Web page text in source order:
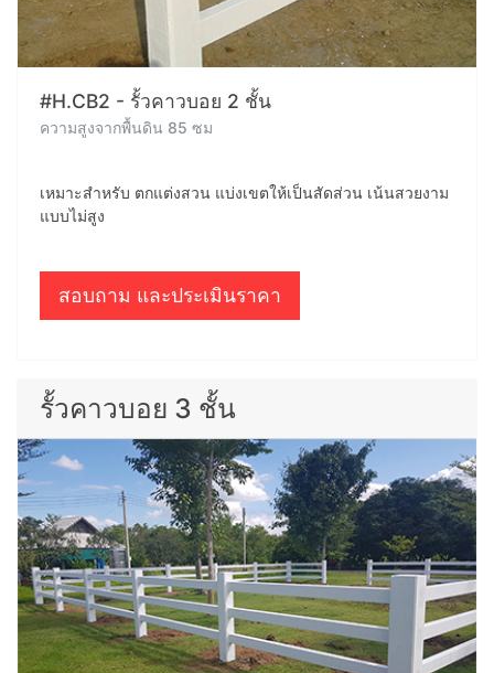
#H.CB2 - รั้วคาวบอย 2 ชั้น
ความสูงจากพื้นดิน 85 ซม
เหมาะสำหรับ ตกแต่งสวน แบ่งเขตให้เป็นสัดส่วน เน้นสวยงาม
แบบไม่สูง
สอบถาม และประเมินราคา
รั้วคาวบอย 3 ชั้น